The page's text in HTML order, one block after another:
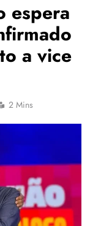
espera
a vice
2 Mins